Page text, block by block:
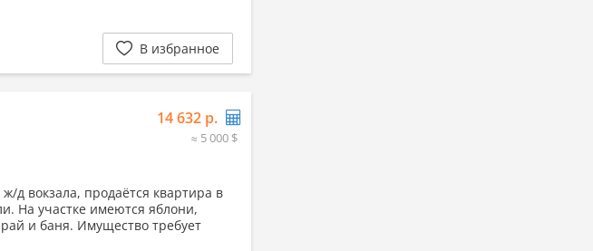
В избранное
14 632 р.
≈ 5 000 $
д вокзала, продаётся квартира в
На участке имеются яблони,
и баня. Имущество требует